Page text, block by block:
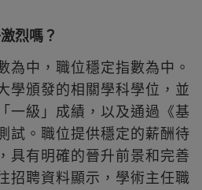
烈嗎？
為中，職位穩定指數為中。
學頒發的相關學科學位，並
一級」成績，以及通過《基
試。職位提供穩定的薪酬待
具有明確的晉升前景和完善
招聘資料顯示，學術主任職